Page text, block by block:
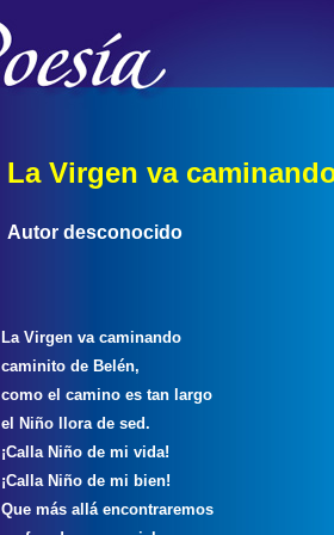
La Virgen va
Autor desconocido
La Virgen va caminando
caminito de Belén,
como el camino es tan largo
el Niño llora de sed.
¡Calla Niño de mi vida!
¡Calla Niño de mi bien!
Que más allá encontraremos